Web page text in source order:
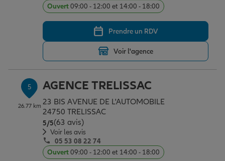
Ouvert09:00 - 12:00 et 14:00 - 18:00
Prendre un RDV
Voir l'agence
5
26.77 km
AGENCE TRELISSAC
23 BIS AVENUE DE L'AUTOMOBILE
24750 TRELISSAC
5/5Note de 5 sur 5
(63 avis)
Voir les avis
05 53 08 22 74
Ouvert09:00 - 12:00 et 14:00 - 18:00